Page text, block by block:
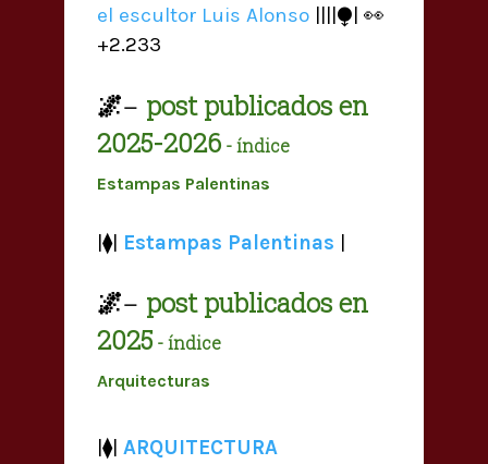
el escultor Luis Alonso ||||⧭| 👀
+2.233
🌌— post publicados en
2025-2026 - índice
Estampas Palentinas
|⧫| Estampas Palentinas
🌌— post publicados en
2025 - índice
Arquitecturas
|⧫| ARQUITECTURA